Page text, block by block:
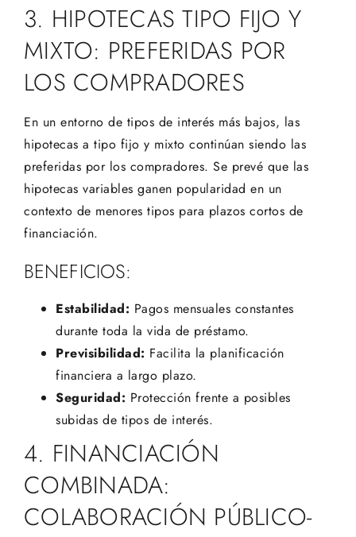
3. HIPOTECAS TIPO FIJO Y
MIXTO: PREFERIDAS POR
LOS COMPRADORES
En un entorno de tipos de interés más bajos, las
hipotecas a tipo fijo y mixto continúan siendo las
preferidas por los compradores. Se prevé que las
hipotecas variables ganen popularidad en un
contexto de menores tipos para plazos cortos de
financiación.
BENEFICIOS:
Estabilidad: Pagos mensuales constantes
durante toda la vida de préstamo.
Previsibilidad: Facilita la planificación
financiera a largo plazo.
Seguridad: Protección frente a posibles
subidas de tipos de interés.
4. FINANCIACIÓN
COMBINADA:
COLABORACIÓN PÚBLICO-